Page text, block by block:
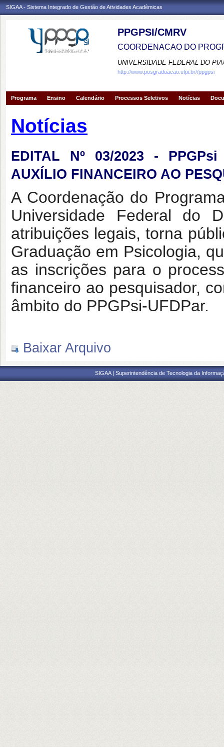
SIGAA - Sistema Integrado de Gestão de Atividades Acadêmicas
PPGPSI/CMRV
COORDENACAO DO
UNIVERSIDADE FEDERAL DO
http://www.posgraduacao.ufpi.br//ppgpsi
Programa Ensino Calendário Processos Seletivos Notícias
Notícias
EDITAL Nº 03/2023 -
AUXÍLIO FINANCEIRO AO
A Coordenação do
Universidade Federal do
atribuições legais, torna
Graduação em Psicologia,
as inscrições para o
financeiro ao pesquisador,
âmbito do PPGPsi-UFDPar.
Baixar Arquivo
SIGAA | Superintendência de Tecnologia da